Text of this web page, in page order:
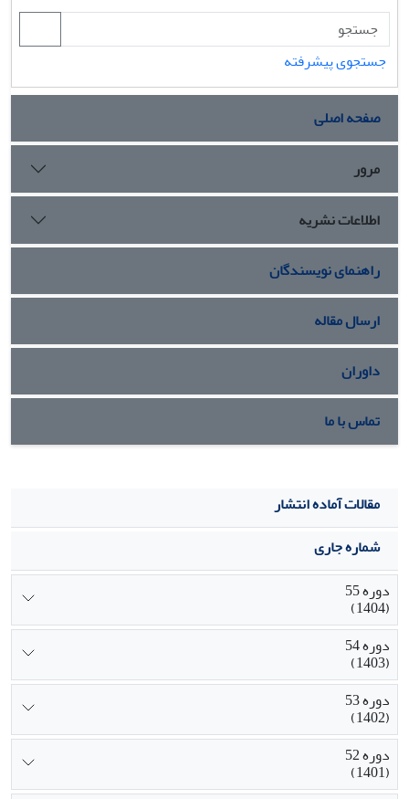
به برخی از موانع دسترسی زنان متهم به جرائم جنسی به عدالت
در فرآیند دادرسی کیفری بپردازد. یافته­های تحقیق نشان می­دهد
که نسبت به این زنان قرارهای تأمین کیفری سنگین­، در مقایسه با
اتهام به آنها نقش
پررنگی دارد. همچنین، در برخی از موارد زنانی که خود شاکی
پروندة جنسی بودند، تحت تأثیر کلیشه­های جنسیتی، محکوم
جستجوی پیشرفته
صفحه اصلی
مرور
اطلاعات نشریه
راهنمای نویسندگان
ارسال مقاله
داوران
تماس با ما
مقالات آماده انتشار
شماره جاری
دوره 55
(1404)
دوره 54
(1403)
دوره 53
(1402)
دوره 52
(1401)